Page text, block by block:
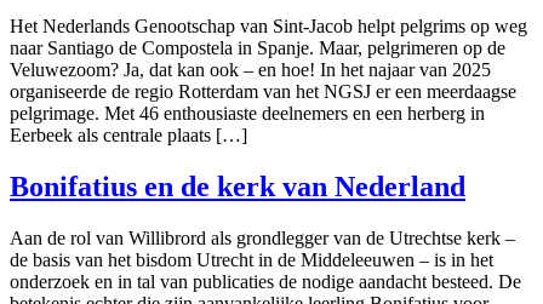
Het Nederlands Genootschap van Sint-Jacob helpt pelgrims op weg
naar Santiago de Compostela in Spanje. Maar, pelgrimeren op de
Veluwezoom? Ja, dat kan ook – en hoe! In het najaar van 2025
organiseerde de regio Rotterdam van het NGSJ er een meerdaagse
pelgrimage. Met 46 enthousiaste deelnemers en een herberg in
Eerbeek als centrale plaats […]
Bonifatius en de kerk van Nederland
Aan de rol van Willibrord als grondlegger van de Utrechtse kerk –
de basis van het bisdom Utrecht in de Middeleeuwen – is in het
onderzoek en in tal van publicaties de nodige aandacht besteed. De